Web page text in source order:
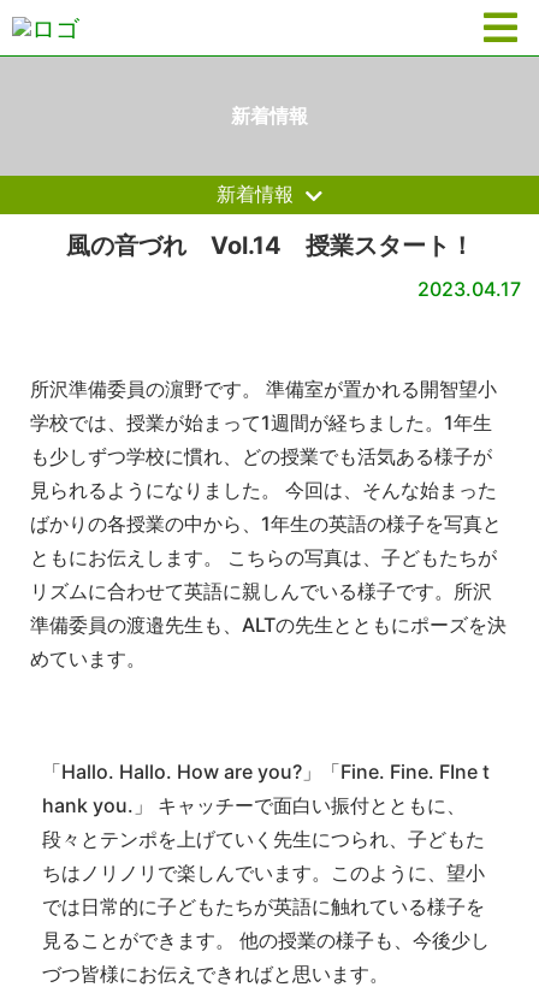
新着情報
新着情報
風の音づれ Vol.14 授業スタート！
2023.04.17
所沢準備委員の濵野です。 準備室が置かれる開智望小
学校では、授業が始まって1週間が経ちました。1年生
も少しずつ学校に慣れ、どの授業でも活気ある様子が
見られるようになりました。 今回は、そんな始まった
ばかりの各授業の中から、1年生の英語の様子を写真と
ともにお伝えします。 こちらの写真は、子どもたちが
リズムに合わせて英語に親しんでいる様子です。所沢
準備委員の渡邉先生も、ALTの先生とともにポーズを決
めています。
「Hallo. Hallo. How are you?」「Fine. Fine. FIne t
hank you.」 キャッチーで面白い振付とともに、
段々とテンポを上げていく先生につられ、子どもた
ちはノリノリで楽しんでいます。このように、望小
では日常的に子どもたちが英語に触れている様子を
見ることができます。 他の授業の様子も、今後少し
づつ皆様にお伝えできればと思います。